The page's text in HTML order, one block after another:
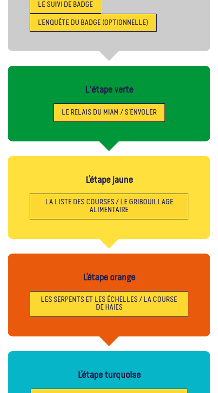
LE SUIVI DE BADGE
L’ENQUÊTE DU BADGE (OPTIONNELLE)
L'étape verte
LE RELAIS DU MIAM / S’ENVOLER
L’étape jaune
LA LISTE DES COURSES / LE GRIBOUILLAGE
ALIMENTAIRE
L’étape orange
LES SERPENTS ET LES ÉCHELLES / LA COURSE
DE HAIES
L’étape turquoise